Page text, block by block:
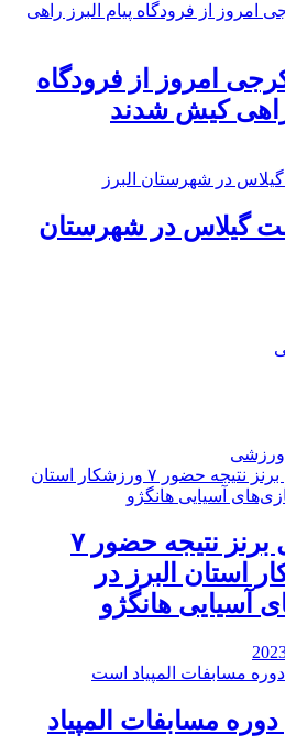
امروز از فرودگاه
راهی کیش شدند
گیلاس در شهرستان
ورزشی
۲ مدال برنز نتیجه حضور ۷
استان البرز در
آسیایی هانگژو
مسابفات المپیاد